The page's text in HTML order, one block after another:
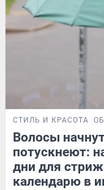
СТИЛЬ И КРАСОТА
Волосы
потускнеют:
дни для
календарю в